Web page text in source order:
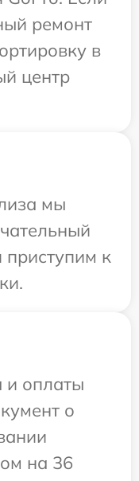
ремонт
в
центр
мы
приступим к
и оплаты
о
на 36